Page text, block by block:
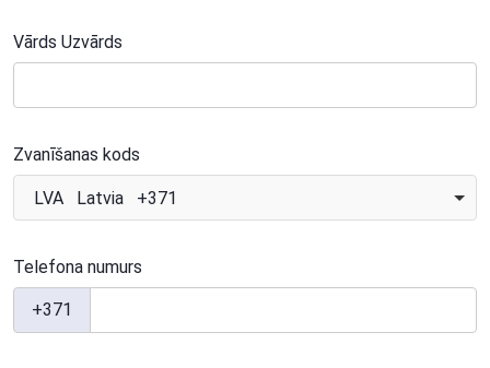
Vārds Uzvārds
Zvanīšanas kods
LVA Latvia +371
Telefona numurs
+371